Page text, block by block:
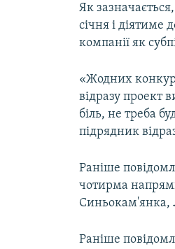
Як
січня і діятиме
компанії як
«Жодних
відразу проект
біль, не треба
підрядник
Раніше
чотирма
Синьокам'янка,
Раніше